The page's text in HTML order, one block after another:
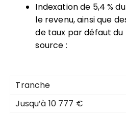
Indexation de 5,4 %
le revenu, ainsi que
de taux par défaut
source :
Tranche
Jusqu’à 10 777 €